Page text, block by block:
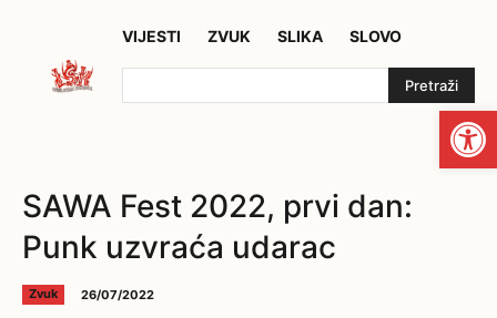
VIJESTI ZVUK SLIKA SLOVO
Pretraži
SAWA Fest 2022, prvi dan:
Punk uzvraća udarac
Zvuk 26/07/2022